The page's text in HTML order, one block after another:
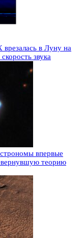
врезалась в Луну на
звука
впервые
теорию